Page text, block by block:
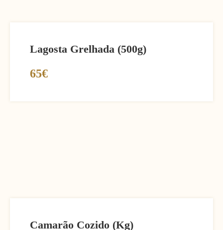
Lagosta Grelhada (500g)
65€
Camarão Cozido (Kg)